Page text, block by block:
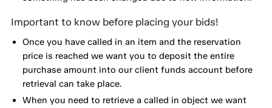
Important to know before placing your bids!
Once you have called in an item and the reservation
price is reached we want you to deposit the entire
purchase amount into our client funds account before
retrieval can take place.
When you need to retrieve a called in object we want